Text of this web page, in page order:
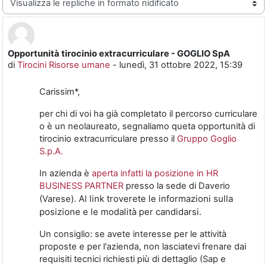
Opportunità tirocinio extracurriculare - GOGLIO SpA
di Tirocini Risorse umane - lunedì, 31 ottobre 2022, 15:39
Numero di risposte: 0
Carissim*,
per chi di voi ha già completato il percorso curriculare
o è un neolaureato, segnaliamo queta opportunità di
tirocinio extracurriculare presso il Gruppo Goglio
S.p.A.
In azienda è aperta infatti la posizione in HR
BUSINESS PARTNER presso la sede di Daverio
(Varese). Al link troverete le informazioni sulla
posizione e le modalità per candidarsi.
Un consiglio: se avete interesse per le attività
proposte e per l'azienda, non lasciatevi frenare dai
requisiti tecnici richiesti più di dettaglio (Sap e